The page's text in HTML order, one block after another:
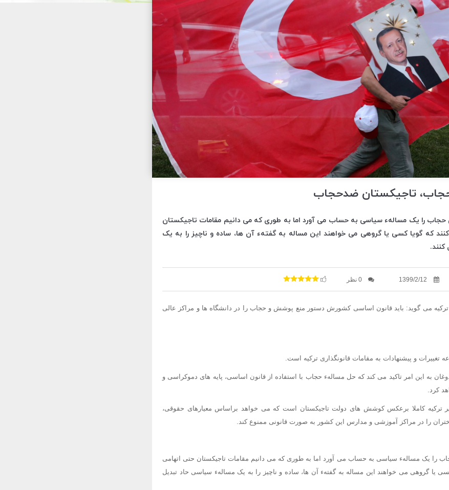
حجاب، تاجیکستان ضدحجاب
حجاب را یک مسالهء سیاسی به حساب می آورد اما به طوری که می دانیم مقامات تاجیکستان
که گویا کسی یا گروهی می خواهند این مساله به گفتهء آن ها، ساده و ناچیز را به یک
1399/2/12 0 نظر
می گوید: باید قانون اساسی کشورش دستور منع پوشش و حجاب را در دانشگاه ها و مراکز عالی
تغییرات و پیشنهادات به مقامات قانونگذاری ترکیه است.
به این امر تاکید می کند که حل مسالهء حجاب با استفاده از قانون اساسی، پایه های دموکراسی و
کرد.
ترکیه کاملا برعکس کوشش های دولت تاجیکستان است که می خواهد براساس معیارهای حقوقی،
را در مراکز آموزشی و مدارس این کشور به صورت قانونی ممنوع کند.
را یک مسالهء سیاسی به حساب می آورد اما به طوری که می دانیم مقامات تاجیکستان حتی اتهامی
یا گروهی می خواهند این مساله به گفتهء آن ها، ساده و ناچیز را به یک مسالهء سیاسی حاد تبدیل